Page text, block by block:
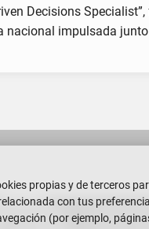
Decisions
nacional impulsada
Escuela
Campus
propias y de terceros
con tus
(por ejemplo,